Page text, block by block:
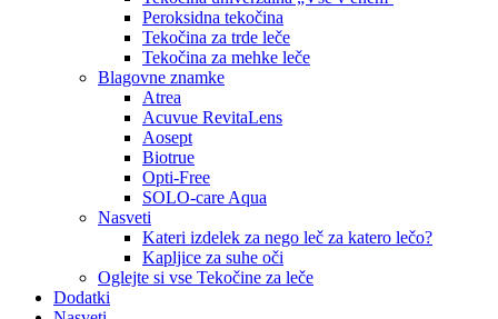
Peroksidna tekočina
Tekočina za trde leče
Tekočina za mehke leče
Blagovne znamke
Atrea
Acuvue RevitaLens
Aosept
Biotrue
Opti-Free
SOLO-care Aqua
Nasveti
Kateri izdelek za nego leč za katero lečo?
Kapljice za suhe oči
Oglejte si vse Tekočine za leče
Dodatki